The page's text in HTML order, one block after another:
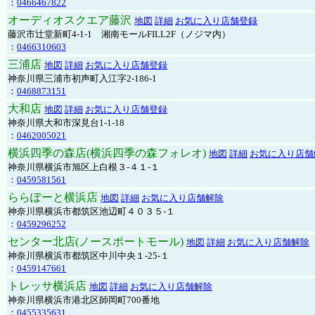
： 0466467822
オーディオスクエア藤沢 地図 詳細 お気に入り店舗登録
藤沢市辻堂新町4-1-1 湘南モールFILL2F（ノジマ内）
： 0466310603
三浦店 地図 詳細 お気に入り店舗登録
神奈川県三浦市初声町入江字2-186-1
： 0468873151
大和店 地図 詳細 お気に入り店舗登録
神奈川県大和市深見台1-1-18
： 0462005021
横浜四季の森店(横浜四季の森フォレオ) 地図 詳細 お気に入り店
神奈川県横浜市旭区上白根３-４１-１
： 0459581561
ららぽーと横浜店 地図 詳細 お気に入り店舗解除
神奈川県横浜市都筑区池辺町４０３５-１
： 0459296252
センター北店(ノースポートモール) 地図 詳細 お気に入り店舗解除
神奈川県横浜市都筑区中川中央１-25-１
： 0459147661
トレッサ横浜店 地図 詳細 お気に入り店舗解除
神奈川県横浜市港北区師岡町700番地
： 0455335631